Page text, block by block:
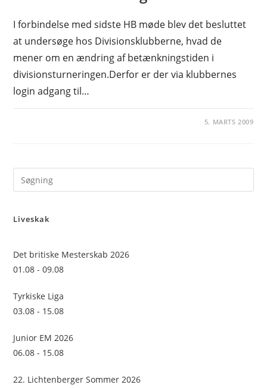
I forbindelse med sidste HB møde blev det besluttet
at undersøge hos Divisionsklubberne, hvad de
mener om en ændring af betænkningstiden i
divisionsturneringen.Derfor er der via klubbernes
login adgang til…
5. MARTS 2009
Liveskak
Det britiske Mesterskab 2026
01.08 - 09.08
Tyrkiske Liga
03.08 - 15.08
Junior EM 2026
06.08 - 15.08
22. Lichtenberger Sommer 2026